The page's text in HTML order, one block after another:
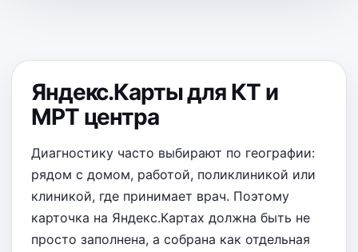
Яндекс.Карты для КТ и
МРТ центра
Диагностику часто выбирают по географии:
рядом с домом, работой, поликлиникой или
клиникой, где принимает врач. Поэтому
карточка на Яндекс.Картах должна быть не
просто заполнена, а собрана как отдельная